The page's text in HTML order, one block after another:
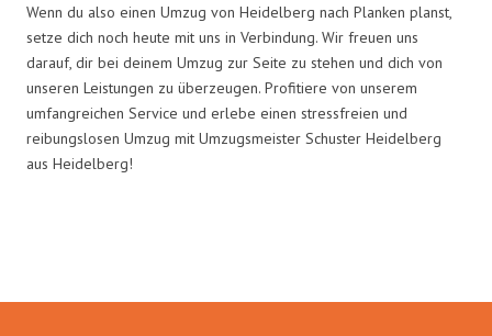
Wenn du also einen Umzug von Heidelberg nach Planken planst,
setze dich noch heute mit uns in Verbindung. Wir freuen uns
darauf, dir bei deinem Umzug zur Seite zu stehen und dich von
unseren Leistungen zu überzeugen. Profitiere von unserem
umfangreichen Service und erlebe einen stressfreien und
reibungslosen Umzug mit Umzugsmeister Schuster Heidelberg
aus Heidelberg!